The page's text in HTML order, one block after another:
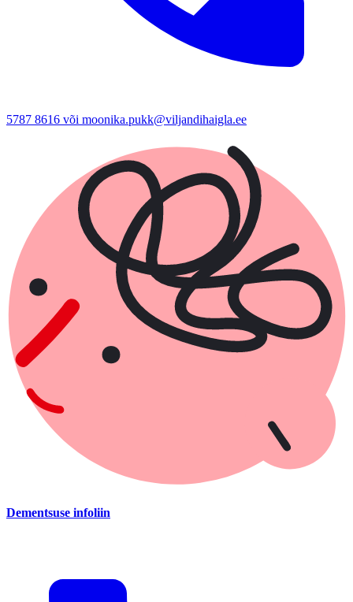
5787 8616 või moonika.pukk@viljandihaigla.ee
Dementsuse infoliin